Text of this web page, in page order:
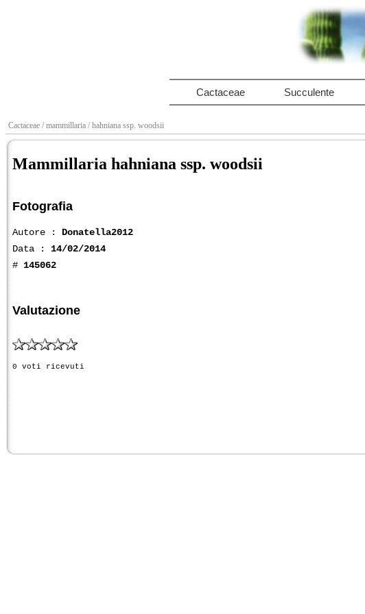
Cactaceae Succulente
Cactaceae / mammillaria / hahniana ssp. woodsii
Mammillaria hahniana ssp. woodsii
Fotografia
Autore : Donatella2012
Data : 14/02/2014
# 145062
Valutazione
0 voti ricevuti